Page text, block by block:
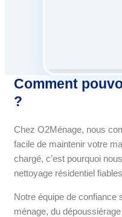
Comment
?
Chez O2Ménage, nous
facile de maintenir votre
chargé, c’est pourquoi
nettoyage résidentiel
Notre équipe de confiance
ménage, du